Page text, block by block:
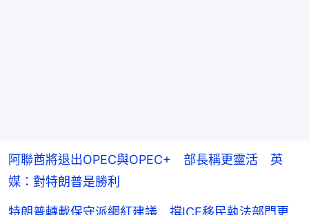
阿聯酋將退出OPEC與OPEC+ 部長稱更靈活 英
媒：對特朗普是勝利
特朗普轉載保守派網紅建議 撐ICE移民執法部門更